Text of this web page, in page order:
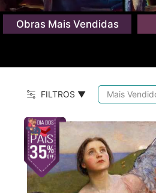
Obras Mais Vendidas
FILTROS ▼